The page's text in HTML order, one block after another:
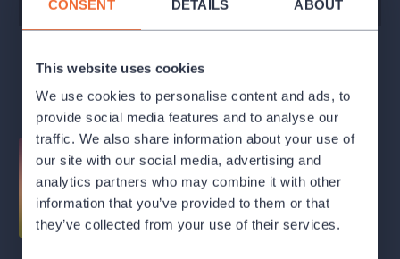
CONSENT DETAILS ABOUT
This website uses cookies
We use cookies to personalise content and ads, to
provide social media features and to analyse our
traffic. We also share information about your use of
our site with our social media, advertising and
analytics partners who may combine it with other
information that you’ve provided to them or that
they’ve collected from your use of their services.
SHOW MORE DATES